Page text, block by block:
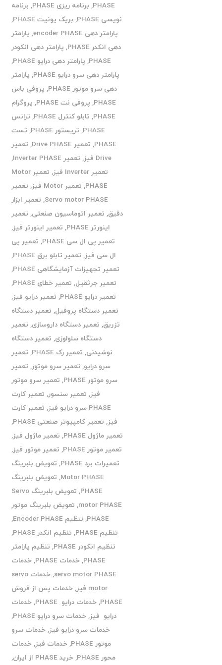
PHASE
, برنامه ریزی PHASE , برنامه
نویسی PHASE
, بریک یونیت PHASE
,
پارامتر دهی encoder PHASE
, پارامتر
دهی انکدر PHASE
, پارامتر دهی انکودر
PHASE
, پارامتر دهی درایو PHASE
,
پارامتر دهی سرو درایو PHASE
, پارامتر
دهی سرو موتور PHASE
, پروفی باس
PHASE
, پروفی نت PHASE , پروگرام
PHASE
, تابلو کنترل PHASE , ترانس
PHASE
, تریستور PHASE , تست
PHASE
, تعمیر Drive PHASE , تعمیر
Drive فیز
, تعمیر Inverter PHASE
,
تعمیر Inverter فیز
,
تعمیر Motor
PHASE
, تعمیر Motor فیز , تعمیر
Servo motor PHASE
, تعمیر ابزار
دقیق, تعمیر اتوماسیون صنعتی, تعمیر
اینورتر PHASE
, تعمیر اینورتر فیز,
تعمیر پی ال سی PHASE
, تعمیر پی
ال سی فیز, تعمیر تابلو برق PHASE
,
تعمیر تجهیزات آزمایشگاهی PHASE
,
تعمیر جرثقیل, تعمیر خطای PHASE
,
تعمیر درایو PHASE
, تعمیر درایو فیز,
تعمیر دستگاه پروفیل, تعمیر دستگاه
تزریق, تعمیر دستگاه داروسازی, تعمیر
دستگاه سلولوزی, تعمیر دستگاه
نوشیدنی, تعمیر رک PHASE , تعمیر
سرو درایو, تعمیر سرو موتور, تعمیر
سرو موتور PHASE
, تعمیر سرو موتور
فیز, تعمیر سنسور, تعمیر کارت
PHASE سرو درایو فیز
, تعمیر کارت
فیز, تعمیر کامپیوتر صنعتی PHASE
,
تعمیر ماژول PHASE
, تعمیر ماژول فیز,
تعمیر موتور PHASE
, تعمیر موتور فیز,
تعمیرات برد PHASE
, تعویض بلبرینگ
Motor PHASE
, تعویض بلبرینگ
PHASE
,
تعویض بلبرینگ Servo
motor PHASE
, تعویض بلبرینگ موتور
PHASE
, تنظیم Encoder PHASE
,
تنظیم PHASE
, تنظیم انکدر PHASE
,
تنظیم انکودر PHASE
, تنظیم پارامتر
PHASE
,خدمات PHASE ,خدمات
servo motor PHASE
,
خدمات servo
motor فیز
,خدمات پس از فروش
PHASE
,خدمات درایو PHASE ,خدمات
درایو فیز,خدمات سرو درایو PHASE
,
خدمات سرو درایو فیز,خدمات سرو
موتور PHASE
,خدمات فیز,خدمات
محور PHASE
,خرید PHASE از ایران ,